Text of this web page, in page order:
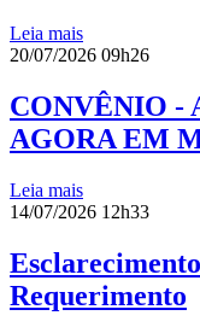
Leia mais
20/07/2026 09h26
CONVÊNIO -
AGORA EM
Leia mais
14/07/2026 12h33
Requerimento